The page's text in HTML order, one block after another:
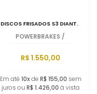
DISCOS FRISADOS S3 DIANT.
POWERBRAKES /
R$ 1.550,00
Em até 10xde R$ 155,00 sem
juros ou R$ 1.426,00 à vista